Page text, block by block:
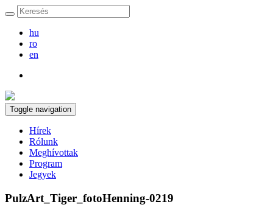
hu
ro
en
Toggle navigation
Hírek
Rólunk
Meghívottak
Program
Jegyek
PulzArt_Tiger_fotoHenning-0219